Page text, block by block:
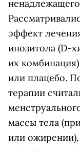
эффект
инозитола (D-
их
или плацебо.
терапии
массы тела
или